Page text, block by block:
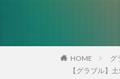
HOME
グ
【グラブル】